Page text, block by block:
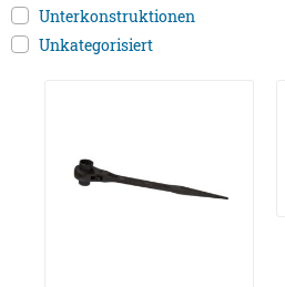
Unterkonstruktionen
Unkategorisiert